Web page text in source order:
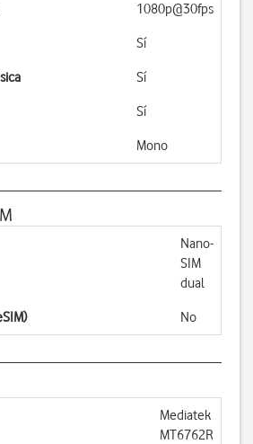
1080p@30fps
Sí
Sí
Sí
Mono
Nano-
SIM
dual
No
Mediatek
MT6762R